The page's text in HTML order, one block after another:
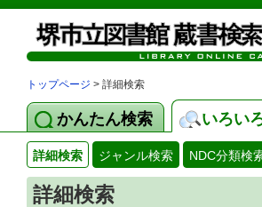
トップページ > 詳細検索
かんたん検索 いろい
詳細検索 ジャンル検索 NDC分類検
詳細検索